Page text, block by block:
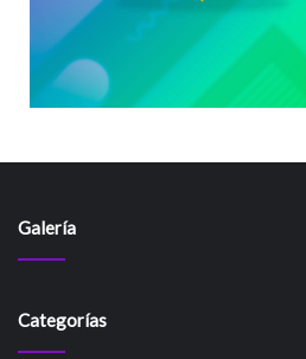
Galería
Categorías